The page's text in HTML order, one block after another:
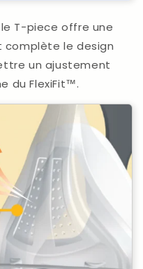
T-piece offre une
le design
un ajustement
du FlexiFit™.